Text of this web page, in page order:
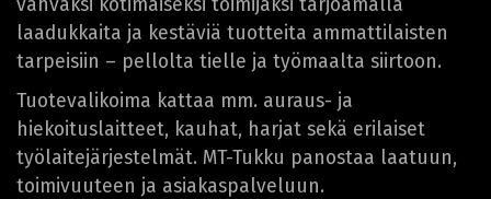
laadukkaita ja kestäviä tuotteita ammattilaisten
tarpeisiin – pellolta tielle ja työmaalta siirtoon.
Tuotevalikoima kattaa mm. auraus- ja
hiekoituslaitteet, kauhat, harjat sekä erilaiset
työlaitejärjestelmät. MT-Tukku panostaa laatuun,
toimivuuteen ja asiakaspalveluun.